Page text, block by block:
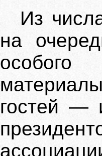
Из
на
особого
гостей —